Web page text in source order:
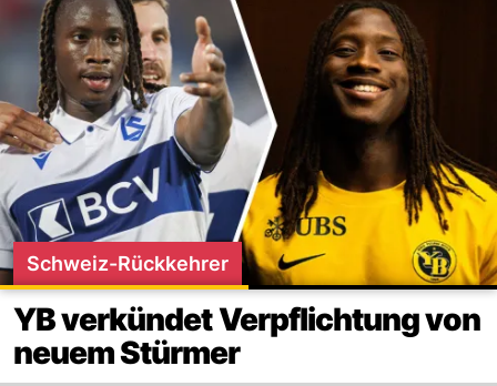
Schweiz-Rückkehrer
YB verkündet Verpflichtung von
neuem Stürmer